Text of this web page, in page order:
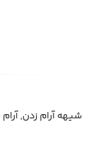
شیهه آرام زدن,